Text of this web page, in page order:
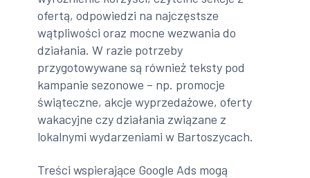
ofertą, odpowiedzi na najczęstsze
wątpliwości oraz mocne wezwania do
działania. W razie potrzeby
przygotowywane są również teksty pod
kampanie sezonowe – np. promocje
świąteczne, akcje wyprzedażowe, oferty
wakacyjne czy działania związane z
lokalnymi wydarzeniami w Bartoszycach.
Treści wspierające Google Ads mogą